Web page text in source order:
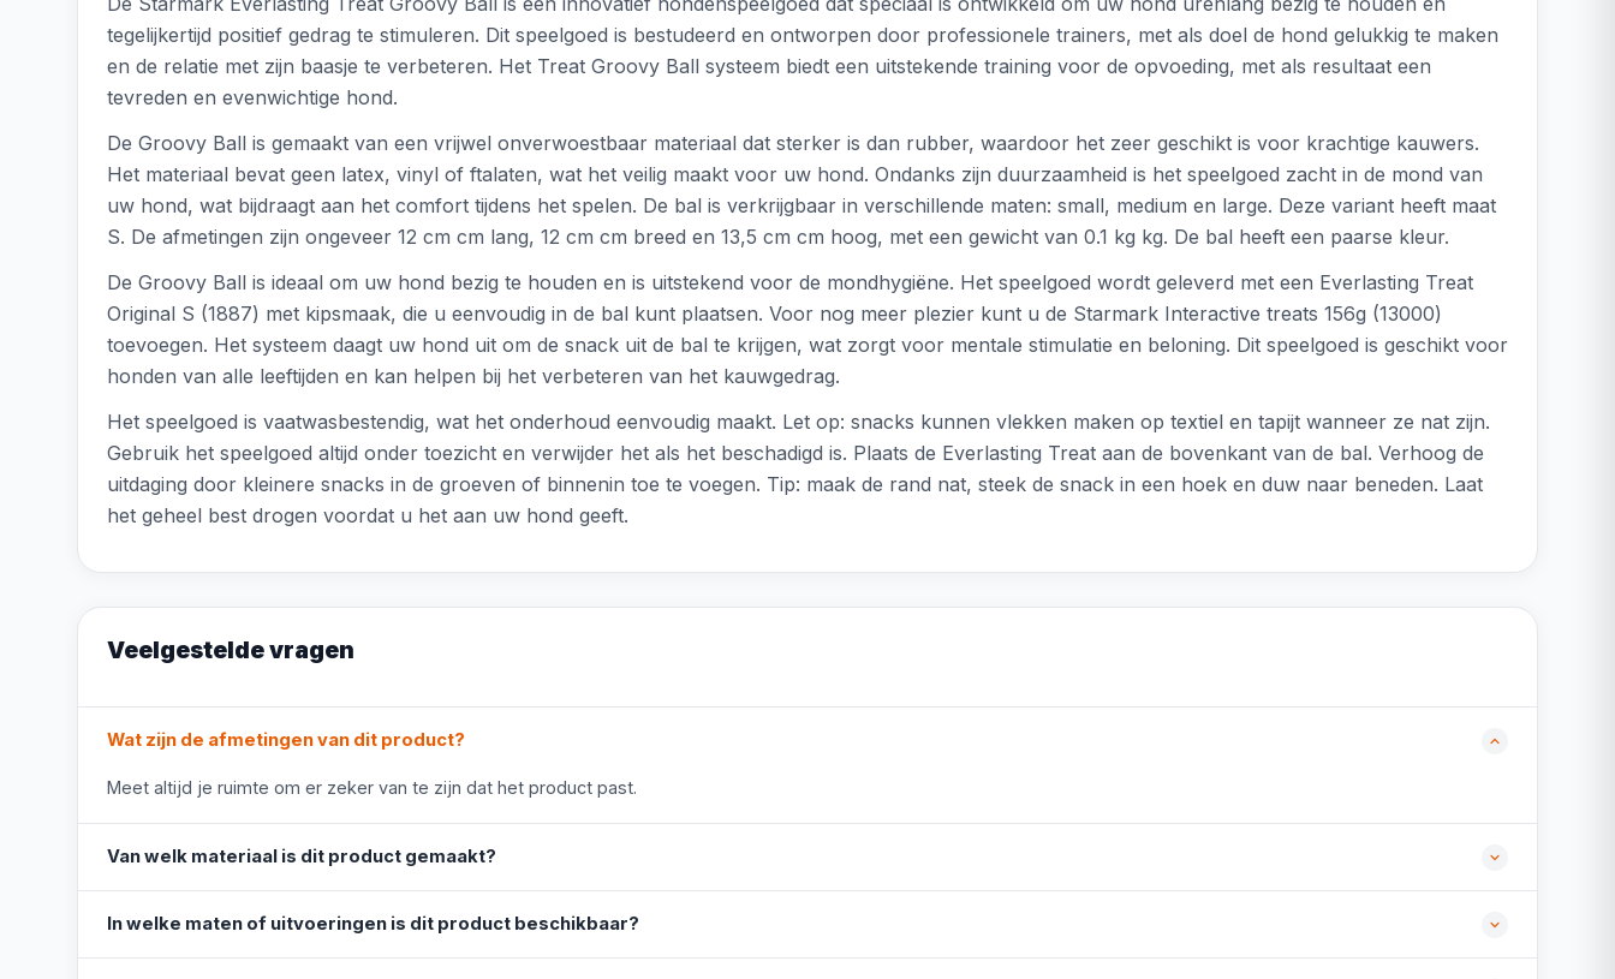
tegelijkertijd positief gedrag te stimuleren. Dit speelgoed is bestudeerd en ontworpen door professionele trainers, met als doel de hond gelukkig te maken
en de relatie met zijn baasje te verbeteren. Het Treat Groovy Ball systeem biedt een uitstekende training voor de opvoeding, met als resultaat een
tevreden en evenwichtige hond.
De Groovy Ball is gemaakt van een vrijwel onverwoestbaar materiaal dat sterker is dan rubber, waardoor het zeer geschikt is voor krachtige kauwers.
Het materiaal bevat geen latex, vinyl of ftalaten, wat het veilig maakt voor uw hond. Ondanks zijn duurzaamheid is het speelgoed zacht in de mond van
uw hond, wat bijdraagt aan het comfort tijdens het spelen. De bal is verkrijgbaar in verschillende maten: small, medium en large. Deze variant heeft maat
S. De afmetingen zijn ongeveer 12 cm cm lang, 12 cm cm breed en 13,5 cm cm hoog, met een gewicht van 0.1 kg kg. De bal heeft een paarse kleur.
De Groovy Ball is ideaal om uw hond bezig te houden en is uitstekend voor de mondhygiëne. Het speelgoed wordt geleverd met een Everlasting Treat
Original S (1887) met kipsmaak, die u eenvoudig in de bal kunt plaatsen. Voor nog meer plezier kunt u de Starmark Interactive treats 156g (13000)
toevoegen. Het systeem daagt uw hond uit om de snack uit de bal te krijgen, wat zorgt voor mentale stimulatie en beloning. Dit speelgoed is geschikt voor
honden van alle leeftijden en kan helpen bij het verbeteren van het kauwgedrag.
Het speelgoed is vaatwasbestendig, wat het onderhoud eenvoudig maakt. Let op: snacks kunnen vlekken maken op textiel en tapijt wanneer ze nat zijn.
Gebruik het speelgoed altijd onder toezicht en verwijder het als het beschadigd is. Plaats de Everlasting Treat aan de bovenkant van de bal. Verhoog de
uitdaging door kleinere snacks in de groeven of binnenin toe te voegen. Tip: maak de rand nat, steek de snack in een hoek en duw naar beneden. Laat
het geheel best drogen voordat u het aan uw hond geeft.
Veelgestelde vragen
Wat zijn de afmetingen van dit product?
Meet altijd je ruimte om er zeker van te zijn dat het product past.
Van welk materiaal is dit product gemaakt?
In welke maten of uitvoeringen is dit product beschikbaar?